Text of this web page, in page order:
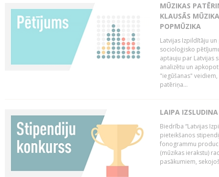
MŪZIKAS
KLAUSĀS
POPMŪZIKA
Latvijas Izpildītāju
socioloģisko
aptauju par Latvijas
analizētu un
"iegūšanas"
patēriņa...
LAIPA
Biedrība “Latvijas
pieteikšanos
fonogrammu
(mūzikas ierakstu)
pasākumiem,